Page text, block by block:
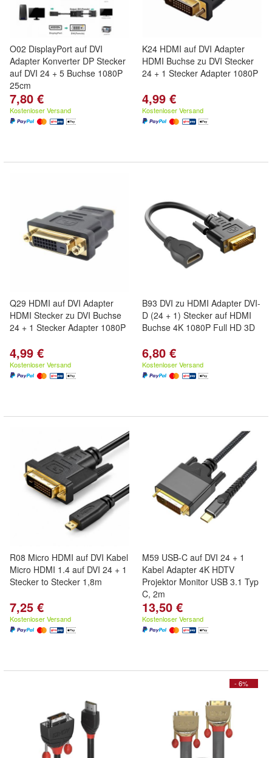
O02 DisplayPort auf DVI
Adapter Konverter DP Stecker
auf DVI 24 + 5 Buchse 1080P
25cm
7,80 €
Kostenloser Versand
K24 HDMI auf DVI Adapter
HDMI Buchse zu DVI Stecker
24 + 1 Stecker Adapter 1080P
4,99 €
Kostenloser Versand
Q29 HDMI auf DVI Adapter
HDMI Stecker zu DVI Buchse
24 + 1 Stecker Adapter 1080P
4,99 €
Kostenloser Versand
B93 DVI zu HDMI Adapter DVI-
D (24 + 1) Stecker auf HDMI
Buchse 4K 1080P Full HD 3D
6,80 €
Kostenloser Versand
R08 Micro HDMI auf DVI Kabel
Micro HDMI 1.4 auf DVI 24 + 1
Stecker to Stecker 1,8m
7,25 €
Kostenloser Versand
M59 USB-C auf DVI 24 + 1
Kabel Adapter 4K HDTV
Projektor Monitor USB 3.1 Typ
C, 2m
13,50 €
Kostenloser Versand
- 6%